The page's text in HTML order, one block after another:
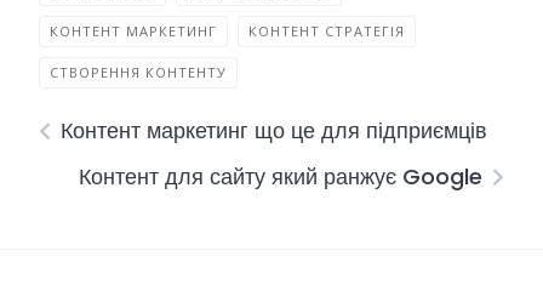
КОНТЕНТ МАРКЕТИНГ КОНТЕНТ СТРАТЕГІЯ
СТВОРЕННЯ КОНТЕНТУ
Контент маркетинг що це для підприємців
Контент для сайту який ранжує Google